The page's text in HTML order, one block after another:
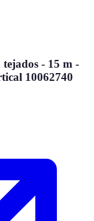
- 15 m -
10062740